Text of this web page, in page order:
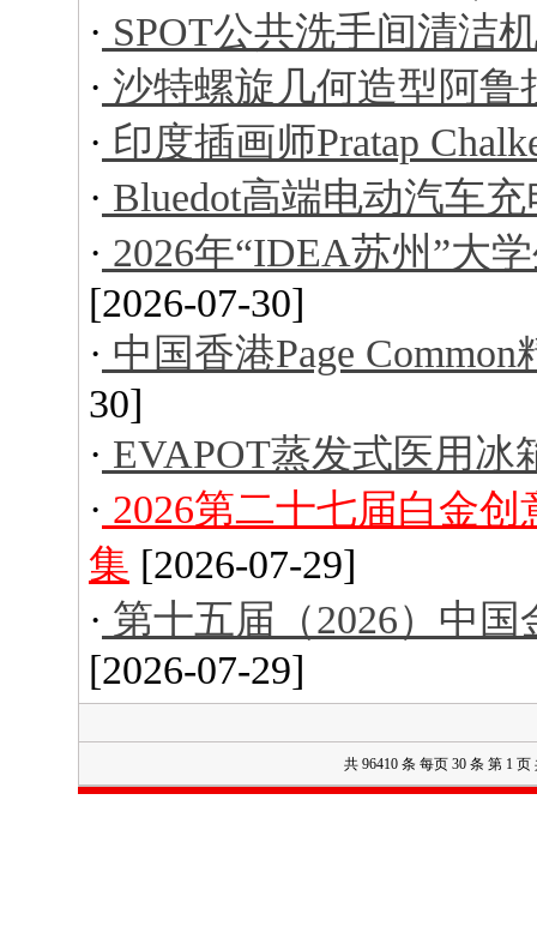
· SPOT公共洗手间清洁
· 沙特螺旋几何造型阿鲁
· 印度插画师Pratap
· Bluedot高端电动汽车
· 2026年“IDEA苏州”大
[2026-07-30]
· 中国香港Page
30]
· EVAPOT蒸发式医用冰
· 2026第二十七届白金
集 [2026-07-29]
· 第十五届（2026）中
[2026-07-29]
共 96410 条 每页 30 条 第 1